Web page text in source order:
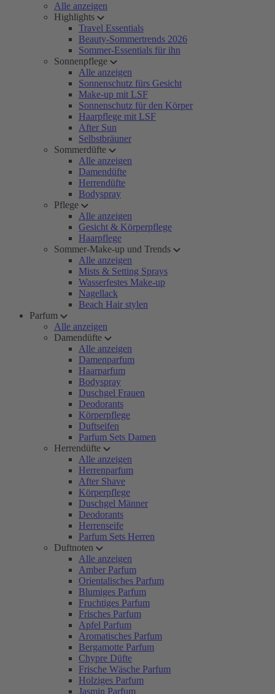
Alle anzeigen
Highlights
Travel Essentials
Beauty-Sommertrends 2026
Sommer-Essentials für ihn
Sonnenpflege
Alle anzeigen
Sonnenschutz fürs Gesicht
Make-up mit LSF
Sonnenschutz für den Körper
Haarpflege mit LSF
After Sun
Selbstbräuner
Sommerdüfte
Alle anzeigen
Damendüfte
Herrendüfte
Bodyspray
Pflege
Alle anzeigen
Gesicht & Körperpflege
Haarpflege
Sommer-Make-up und Trends
Alle anzeigen
Mists & Setting Sprays
Wasserfestes Make-up
Nagellack
Beach Hair stylen
Parfum
Alle anzeigen
Damendüfte
Alle anzeigen
Damenparfum
Haarparfum
Bodyspray
Duschgel Frauen
Deodorants
Körperpflege
Duftseifen
Parfum Sets Damen
Herrendüfte
Alle anzeigen
Herrenparfum
After Shave
Körperpflege
Duschgel Männer
Deodorants
Herrenseife
Parfum Sets Herren
Duftnoten
Alle anzeigen
Amber Parfum
Orientalisches Parfum
Blumiges Parfum
Fruchtiges Parfum
Frisches Parfum
Apfel Parfum
Aromatisches Parfum
Bergamotte Parfum
Chypre Düfte
Frische Wäsche Parfum
Holziges Parfum
Jasmin Parfum